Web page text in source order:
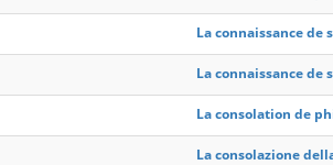
La connaissance de
La connaissance de
La consolation de
La consolazione